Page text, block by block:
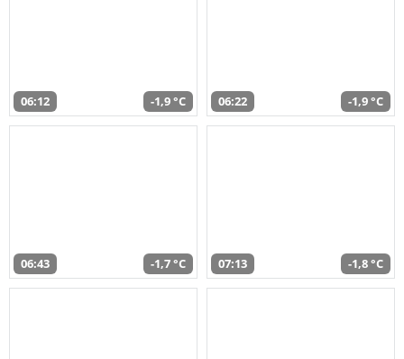
06:12 -1,9 °C 06:22 -1,9 °C
06:43 -1,7 °C 07:13 -1,8 °C